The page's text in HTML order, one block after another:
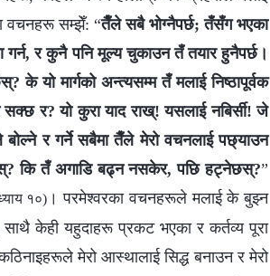
वचनहरू सम्झेँ: “तैँले सबै भोग्नैपर्छ; तँसँग भएका
गर्न, र कुनै पनि मूल्य चुकाउन तँ तयार हुनैपर्छ।
के यो मार्गको अन्त्यसम्म तँ मलाई निष्ठापूर्वक
र? यो कुरा याद राख्! यसलाई नबिर्सी! जे
र गर्ने सबैमा तैँले मेरो वचनलाई पछ्याउन
कि तँ अगाडि बढ्न नसकेर, पछि हट्नेछस्?”
१०) । परमेश्‍वरका वचनहरूले मलाई के बुझ्न
केही यहुदाहरू प्रकट भएका र कर्तव्य पूरा
मेरो आस्थालाई सिद्ध बनाउन र मेरो